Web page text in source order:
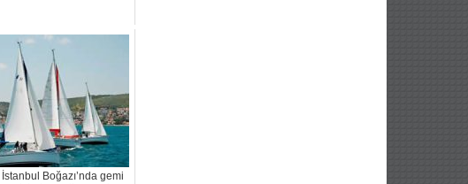
İstanbul Boğazı’nda gemi